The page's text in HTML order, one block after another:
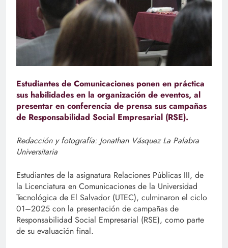
Estudiantes de Comunicaciones ponen en práctica
sus habilidades en la organización de eventos, al
presentar en conferencia de prensa sus campañas
de Responsabilidad Social Empresarial (RSE).
Redacción y fotografía: Jonathan Vásquez La Palabra
Universitaria
Estudiantes de la asignatura Relaciones Públicas III, de
la Licenciatura en Comunicaciones de la Universidad
Tecnológica de El Salvador (UTEC), culminaron el ciclo
01–2025 con la presentación de campañas de
Responsabilidad Social Empresarial (RSE), como parte
de su evaluación final.